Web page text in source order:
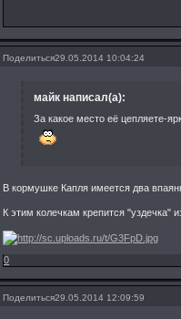
Поделиться29.05.2014 10:04:24
майк написал(а):
За какое место её цепляете-
В кормушке Капля имеется два
К этим колечкам крепится "уздечка"
0
Поделиться29.05.2014 12:09:59